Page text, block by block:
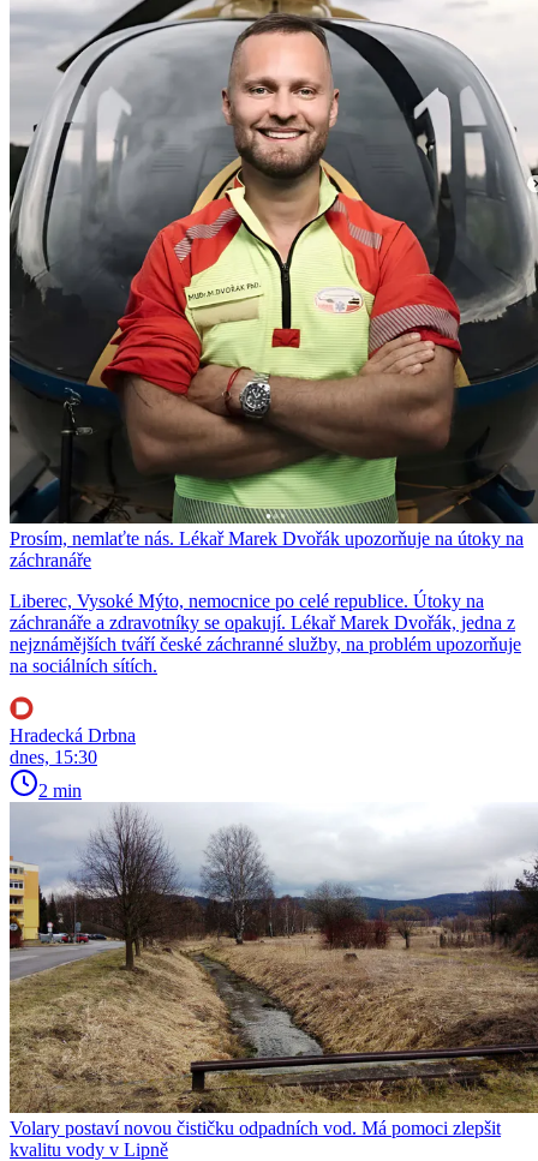
Prosím, nemlaťte nás. Lékař Marek Dvořák upozorňuje na útoky na
záchranáře
Liberec, Vysoké Mýto, nemocnice po celé republice. Útoky na
záchranáře a zdravotníky se opakují. Lékař Marek Dvořák, jedna z
nejznámějších tváří české záchranné služby, na problém upozorňuje
na sociálních sítích.
Hradecká Drbna
dnes, 15:30
2 min
Volary postaví novou čističku odpadních vod. Má pomoci zlepšit
kvalitu vody v Lipně